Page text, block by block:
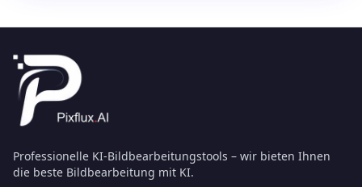
Professionelle KI-Bildbearbeitungstools – wir bieten Ihnen
die beste Bildbearbeitung mit KI.